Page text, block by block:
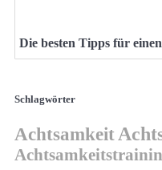
Die besten Tipps für
Schlagwörter
Achtsamkeit